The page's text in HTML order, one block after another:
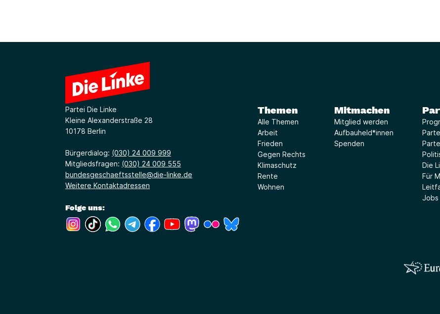
Partei Die Linke
Kleine Alexanderstraße 28
10178 Berlin
Bürgerdialog: (030) 24 009 999
Mitgliedsfragen: (030) 24 009 555
bundesgeschaeftsstelle@die-linke.de
Weitere Kontaktadressen
Folge uns:
(Link öffnet ein neues Fenster)
(Link öffnet ein neues Fenster)
(Link öffnet ein neues Fenster)
(Link öffnet ein neues Fenster)
(Link öffnet ein neues Fenster)
(Link öffnet ein neues Fenster)
(Link öffnet ein neues Fenster)
(Link öffnet ein neues Fenster)
Themen
Alle Themen
Arbeit
Frieden
Gegen Rechts
Klimaschutz
Rente
Wohnen
Mitmachen
Mitglied werden
Aufbauheld*innen
Spenden
Die
Für
Jobs